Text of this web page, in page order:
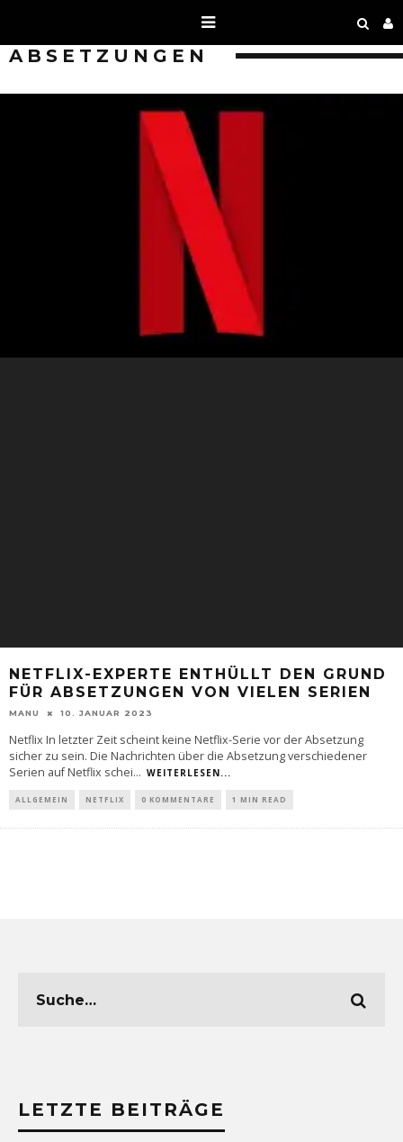
ABSETZUNGEN
NETFLIX-EXPERTE ENTHÜLLT DEN GRUND
FÜR ABSETZUNGEN VON VIELEN SERIEN
MANU 10. JANUAR 2023
Netflix In letzter Zeit scheint keine Netflix-Serie vor der Absetzung
sicher zu sein. Die Nachrichten über die Absetzung verschiedener
Serien auf Netflix schei... WEITERLESEN...
ALLGEMEIN NETFLIX 0 KOMMENTARE 1 MIN READ
LETZTE BEITRÄGE